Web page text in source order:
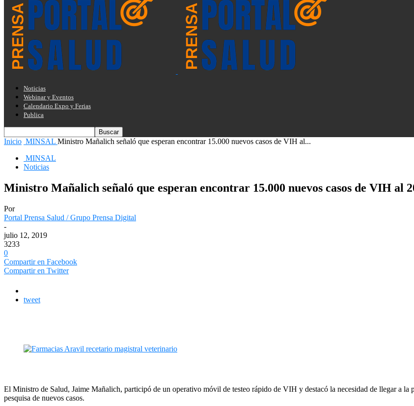
Noticias
Webinar y Eventos
Calendario Expo y Ferias
Publica
Inicio MINSAL Ministro Mañalich señaló que esperan encontrar 15.000 nuevos casos de VIH al...
MINSAL
Noticias
Ministro Mañalich señaló que esperan encontrar 15.000 nuevos casos de VIH al
Por
Portal Prensa Salud / Grupo Prensa Digital
-
julio 12, 2019
3233
0
Compartir en Facebook
Compartir en Twitter
tweet
El Ministro de Salud, Jaime Mañalich, participó de un operativo móvil de testeo rápido de VIH y destacó la necesidad de llegar a
pesquisa de nuevos casos.